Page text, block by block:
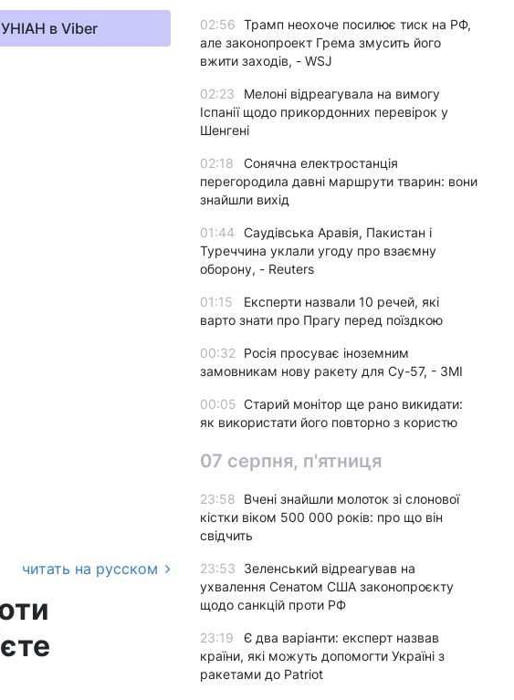
в Viber
читать на русском
02:56 Трамп неохоче посилює тиск на РФ,
але законопроект Грема змусить його
вжити заходів, - WSJ
02:23
Мелоні відреагувала на вимогу
Іспанії щодо прикордонних перевірок у
Шенгені
02:18
Сонячна електростанція
перегородила давні маршрути тварин: вони
знайшли вихід
01:44
Саудівська Аравія, Пакистан і
Туреччина уклали угоду про взаємну
оборону, - Reuters
01:15
Експерти назвали 10 речей, які
варто знати про Прагу перед поїздкою
00:32
Росія просуває іноземним
замовникам нову ракету для Су-57, - ЗМІ
00:05 Старий монітор ще рано викидати:
як використати його повторно з користю
07 серпня, п'ятниця
23:58
Вчені знайшли молоток зі слонової
кістки віком 500 000 років: про що він
свідчить
23:53
Зеленський відреагував на
ухвалення Сенатом США законопроєкту
щодо санкцій проти РФ
23:19
Є два варіанти: експерт назвав
країни, які можуть допомогти Україні з
ракетами до Patriot